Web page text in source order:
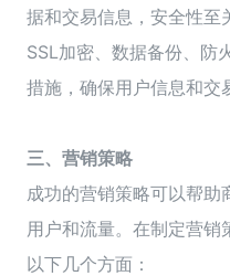
据和交易信息，安全性至
SSL加密、数据备份、防
措施，确保用户信息和交
三、营销策略
成功的营销策略可以帮助
用户和流量。在制定营销
以下几个方面：